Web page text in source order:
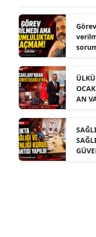
Görev
ÜLKÜ
AN